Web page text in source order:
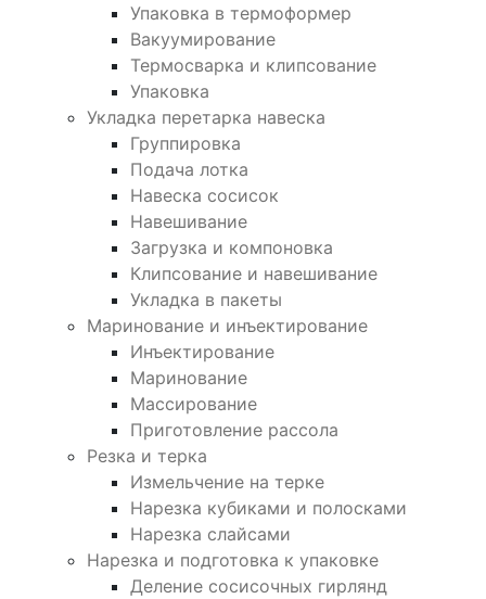
Упаковка в термоформер
Вакуумирование
Термосварка и клипсование
Упаковка
Укладка перетарка навеска
Группировка
Подача лотка
Навеска сосисок
Навешивание
Загрузка и компоновка
Клипсование и навешивание
Укладка в пакеты
Маринование и инъектирование
Инъектирование
Маринование
Массирование
Приготовление рассола
Резка и терка
Измельчение на терке
Нарезка кубиками и полосками
Нарезка слайсами
Нарезка и подготовка к упаковке
Деление сосисочных гирлянд